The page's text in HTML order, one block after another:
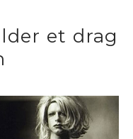
et drag